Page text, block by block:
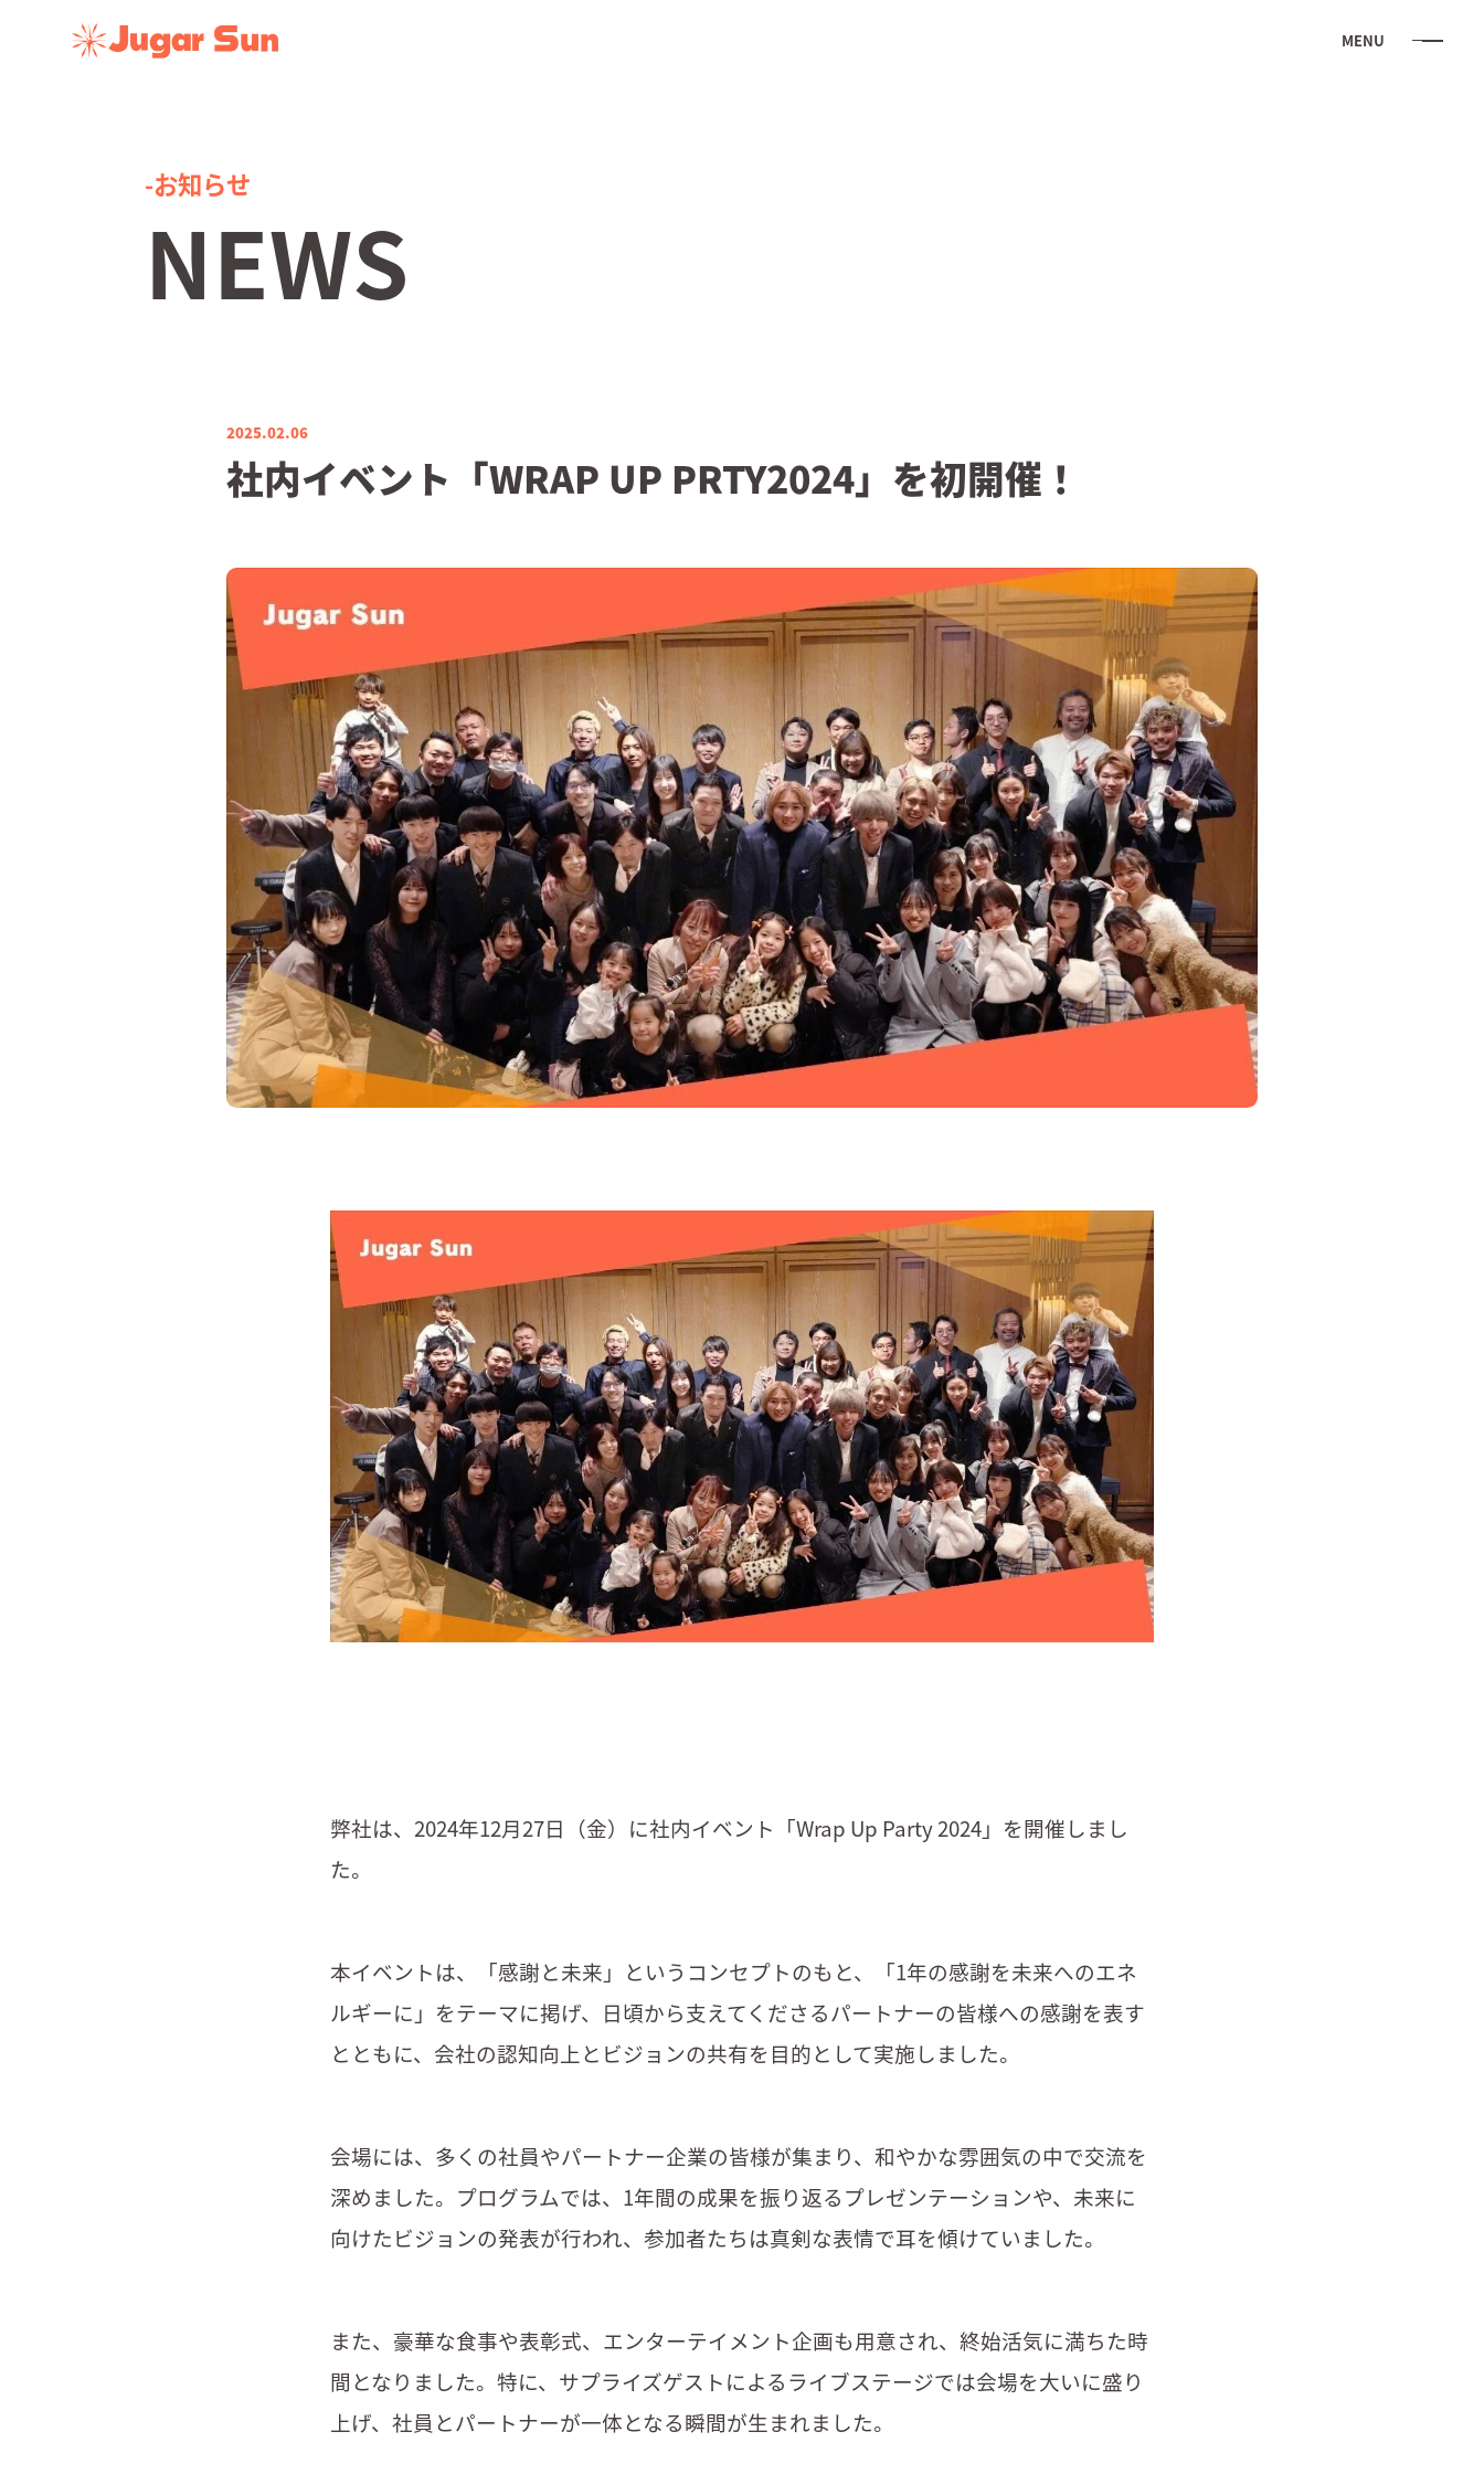
MENU
-お知らせ
NEWS
2025.02.06
社内イベント「WRAP UP PRTY2024」を初開催！
弊社は、2024年12月27日（金）に社内イベント「Wrap Up Party 2024」を開催しまし
た。
本イベントは、「感謝と未来」というコンセプトのもと、「1年の感謝を未来へのエネ
ルギーに」をテーマに掲げ、日頃から支えてくださるパートナーの皆様への感謝を表す
とともに、会社の認知向上とビジョンの共有を目的として実施しました。
会場には、多くの社員やパートナー企業の皆様が集まり、和やかな雰囲気の中で交流を
深めました。プログラムでは、1年間の成果を振り返るプレゼンテーションや、未来に
向けたビジョンの発表が行われ、参加者たちは真剣な表情で耳を傾けていました。
また、豪華な食事や表彰式、エンターテイメント企画も用意され、終始活気に満ちた時
間となりました。特に、サプライズゲストによるライブステージでは会場を大いに盛り
上げ、社員とパートナーが一体となる瞬間が生まれました。